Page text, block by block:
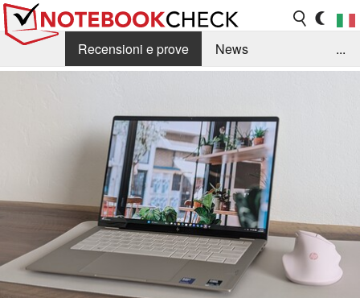
Recensioni e prove
News
Guida agli acquisti
Search Contact
...